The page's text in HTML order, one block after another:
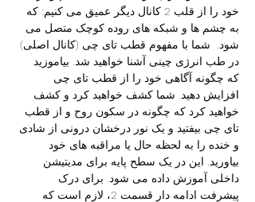
خود را از قلب 2 کانال دیگر عمیق می کنیم: که
به چشم ها و شبکه های روده کوچک متصل می
شود.  شما با مفهوم قطب تای چی (کانال اصلی)
در طب انرژی چینی آشنا خواهید شد. بیاموزید
که چگونه آگاهی خود را از قطب تای چی
افزایش دهید. شما کشف خواهید کرد و کشف
خواهید کرد که چگونه در سکون روح و از قطب
تای چی بیفتید و یک نور درخشان درونی از شادی
و خنده را به لحظه حال یا مراقبه های خود
بیاورید. این در یک سطح پایه برای مدیتیشن
داخلی آموزش داده می شود. برای درک
پیشرفت ادامه دار قسمت 2، لازم است که